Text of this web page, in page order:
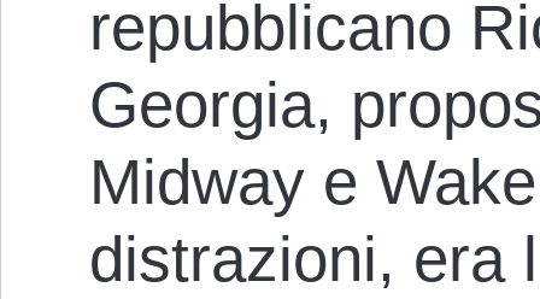
repubblicano
Georgia,
Midway e
distrazioni, era